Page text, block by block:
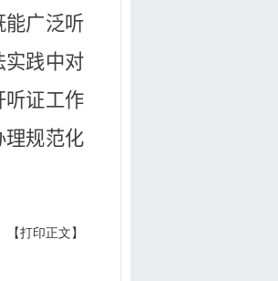
能广泛听
实践中对
听证工作
理规范化
【打印正文】